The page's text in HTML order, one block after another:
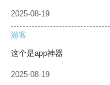
2025-08-19
游客
这个是app神器
2025-08-19